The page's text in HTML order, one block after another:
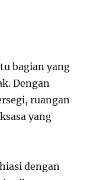
bagian yang
Dengan
ruangan
yang
dengan